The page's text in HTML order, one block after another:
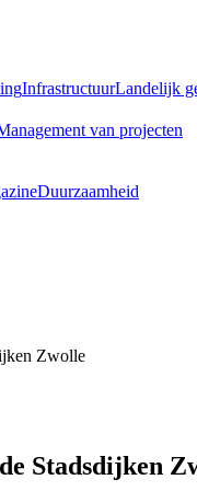
InfrastructuurLandelijk
van projecten
Duurzaamheid
Zwolle
Stadsdijken